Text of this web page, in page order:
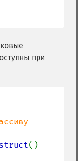
при
()